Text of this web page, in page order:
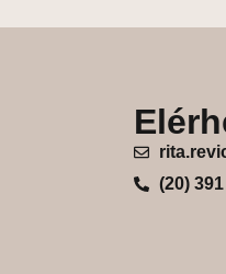
(20)